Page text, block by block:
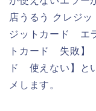
店うるう クレジ
ジットカード エ
トカード 失敗】
ド 使えない】と
メします。